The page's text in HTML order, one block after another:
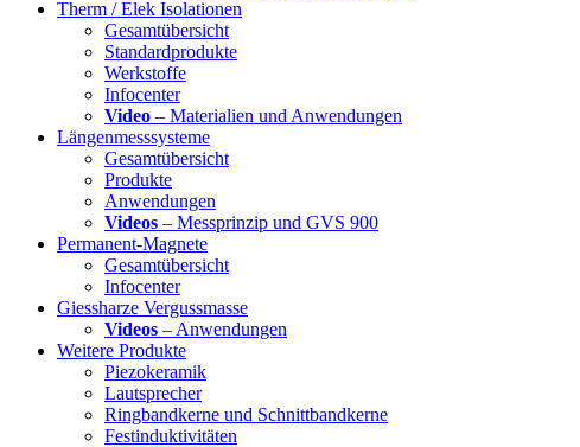
Therm / Elek Isolationen
Gesamtübersicht
Standardprodukte
Werkstoffe
Infocenter
Video – Materialien und Anwendungen
Längenmesssysteme
Gesamtübersicht
Produkte
Anwendungen
Videos – Messprinzip und GVS 900
Permanent-Magnete
Gesamtübersicht
Infocenter
Giessharze Vergussmasse
Videos – Anwendungen
Weitere Produkte
Piezokeramik
Lautsprecher
Ringbandkerne und Schnittbandkerne
Festinduktivitäten